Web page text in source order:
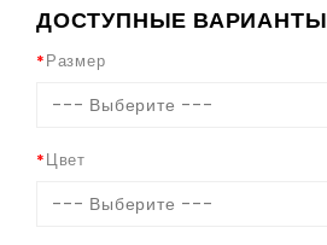
ДОСТУПНЫЕ ВАРИАНТЫ
Размер
--- Выберите ---
Цвет
--- Выберите ---